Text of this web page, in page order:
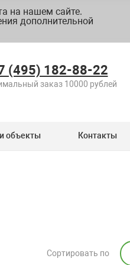
(495) 182-88-22
заказ 10000 рублей
объекты Контакты
Сортировать по
на нашем сайте.
дополнительной